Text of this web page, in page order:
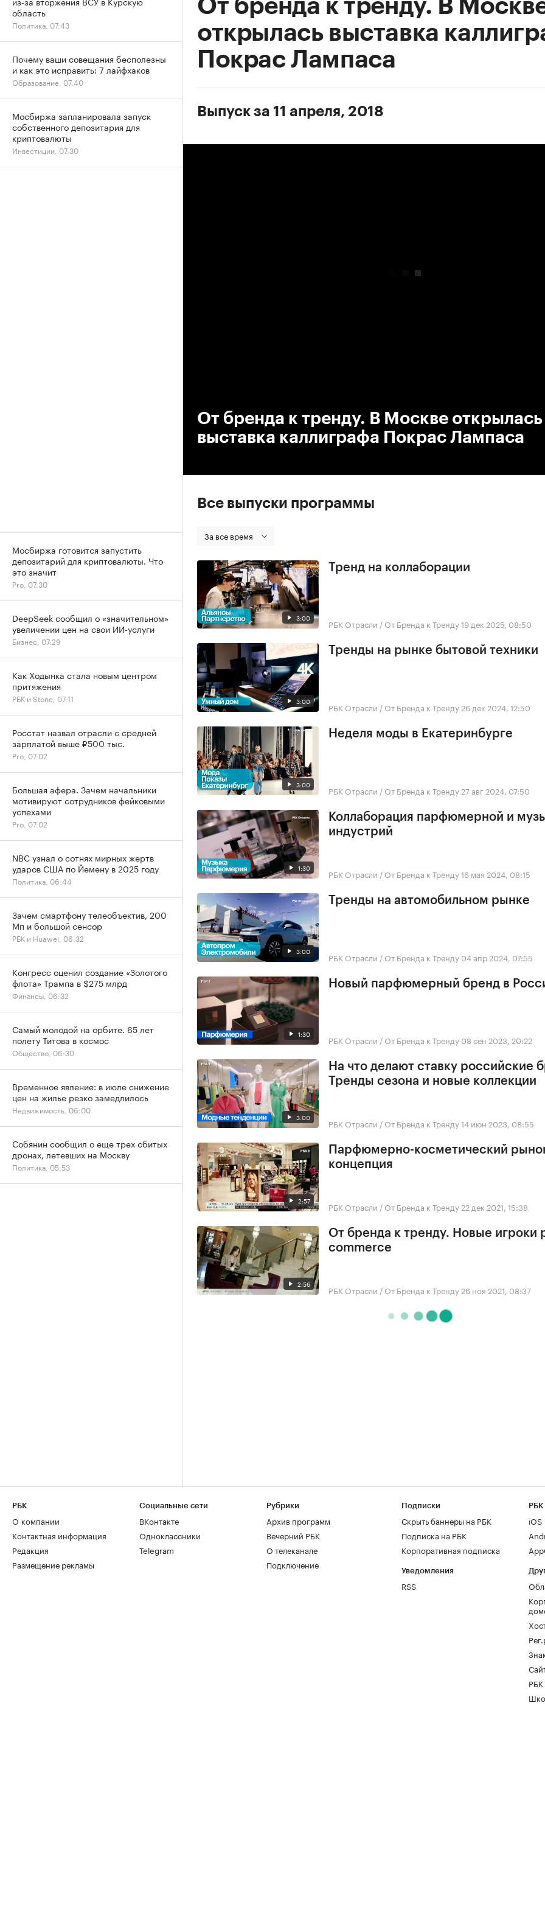
От бренда к тренду. В
открылась выставка
Покрас Лампаса
Выпуск за 11 апреля, 2018
От бренда к тренду. В Москве открылась
выставка каллиграфа Покрас Лампаса
Все выпуски программы
За все время
3:00
Тренд на коллаборации
РБК Отрасли / От Бренда к Тренду19 дек 2025, 08:50
3:00
Тренды на рынке бытовой техники
РБК Отрасли / От Бренда к Тренду 26 дек 2024, 12:50
3:00
Неделя моды в Екатеринбурге
РБК Отрасли / От Бренда к Тренду 27 авг 2024, 07:50
1:30
Коллаборация парфюмерной и
индустрий
РБК Отрасли / От Бренда к Тренду16 мая 2024, 08:15
3:00
Тренды на автомобильном рынке
РБК Отрасли / От Бренда к Тренду 04 апр 2024, 07:55
1:30
Новый парфюмерный бренд в
РБК Отрасли / От Бренда к Тренду 08 сен 2023, 20:22
3:00
На что делают ставку российские
Тренды сезона и новые коллекции
РБК Отрасли / От Бренда к Тренду14 июн 2023, 08:55
2:57
Парфюмерно-косметический
концепция
РБК Отрасли / От Бренда к Тренду 22 дек 2021, 15:38
2:56
От бренда к тренду. Новые игроки
commerce
РБК Отрасли / От Бренда к Тренду 26 ноя 2021, 08:37
область
Политика, 07:43
Почему ваши совещания бесполезны
и как это исправить: 7 лайфхаков
Образование, 07:40
Мосбиржа запланировала запуск
собственного депозитария для
криптовалюты
Инвестиции, 07:30
Мосбиржа готовится запустить
депозитарий для криптовалюты. Что
это значит
Pro, 07:30
DeepSeek сообщил о «значительном»
увеличении цен на свои ИИ-услуги
Бизнес, 07:29
Как Ходынка стала новым центром
притяжения
РБК и Stone, 07:11
Росстат назвал отрасли с средней
зарплатой выше ₽500 тыс.
Pro, 07:02
Большая афера. Зачем начальники
мотивируют сотрудников фейковыми
успехами
Pro, 07:02
NBC узнал о сотнях мирных жертв
ударов США по Йемену в 2025 году
Политика, 06:44
Зачем смартфону телеобъектив, 200
Мп и большой сенсор
РБК и Huawei, 06:32
Конгресс оценил создание «Золотого
флота» Трампа в $275 млрд
Финансы, 06:32
Самый молодой на орбите. 65 лет
полету Титова в космос
Общество, 06:30
Временное явление: в июле снижение
цен на жилье резко замедлилось
Недвижимость, 06:00
Собянин сообщил о еще трех сбитых
дронах, летевших на Москву
Политика, 05:53
РБК
О компании
Контактная информация
Редакция
Размещение рекламы
Социальные сети
ВКонтакте
Одноклассники
Telegram
Рубрики
Архив программ
Вечерний РБК
О телеканале
Подключение
Подписки
Скрыть баннеры на РБК
Подписка на РБК
Корпоративная подписка
Уведомления
RSS
РБК
iOS